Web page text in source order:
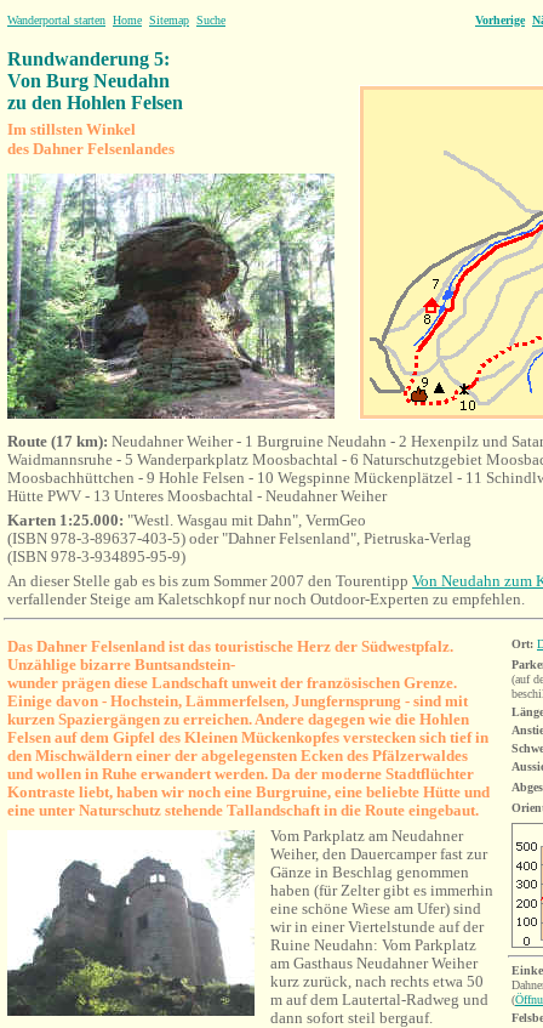
Wanderportal starten Home Sitemap Suche Vorherige
Rundwanderung 5:
Von Burg Neudahn
zu den Hohlen Felsen
Im stillsten Winkel
des Dahner Felsenlandes
Route (17 km): Neudahner Weiher - 1 Burgruine Neudahn - 2 Hexenpilz und
Waidmannsruhe - 5 Wanderparkplatz Moosbachtal - 6 Naturschutzgebiet
Moosbachhüttchen - 9 Hohle Felsen - 10 Wegspinne Mückenplätzel - 11
Hütte PWV - 13 Unteres Moosbachtal - Neudahner Weiher
Karten 1:25.000: "Westl. Wasgau mit Dahn", VermGeo
(ISBN 978-3-89637-403-5) oder "Dahner Felsenland", Pietruska-Verlag
(ISBN 978-3-934895-95-9)
An dieser Stelle gab es bis zum Sommer 2007 den Tourentipp Von Neudahn zum
verfallender Steige am Kaletschkopf nur noch Outdoor-Experten zu empfehlen.
Das Dahner Felsenland ist das touristische Herz der Südwestpfalz.
Unzählige bizarre Buntsandstein-
wunder prägen diese Landschaft unweit der französischen Grenze.
Einige davon - Hochstein, Lämmerfelsen, Jungfernsprung - sind mit
kurzen Spaziergängen zu erreichen. Andere dagegen wie die Hohlen
Felsen auf dem Gipfel des Kleinen Mückenkopfes verstecken sich tief in
den Mischwäldern einer der abgelegensten Ecken des Pfälzerwaldes
und wollen in Ruhe erwandert werden. Da der moderne Stadtflüchter
Kontraste liebt, haben wir noch eine Burgruine, eine beliebte Hütte und
eine unter Naturschutz stehende Tallandschaft in die Route eingebaut.
Vom Parkplatz am Neudahner
Weiher, den Dauercamper fast zur
Gänze in Beschlag genommen
haben (für Zelter gibt es immerhin
eine schöne Wiese am Ufer) sind
wir in einer Viertelstunde auf der
Ruine Neudahn: Vom Parkplatz
am Gasthaus Neudahner Weiher
kurz zurück, nach rechts etwa 50
m auf dem Lautertal-Radweg und
dann sofort steil bergauf.
Ort:
(auf
(